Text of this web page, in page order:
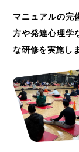
い。
マニュアルの完
方や発達心理学
な研修を実施し